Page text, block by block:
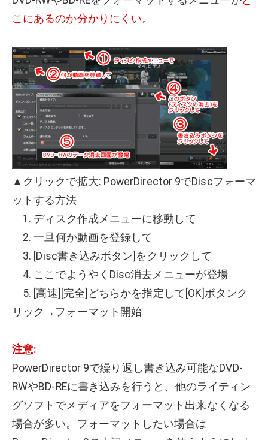
こにあるのか分かりにくい。
▲クリックで拡大: PowerDirector 9でDiscフォーマ
ットする方法
1. ディスク作成メニューに移動して
2. 一旦何か動画を登録して
3. [Disc書き込みボタン]をクリックして
4. ここでようやくDisc消去メニューが登場
5. [高速][完全]どちらかを指定して[OK]ボタンク
リック→フォーマット開始
注意:
PowerDirector 9で繰り返し書き込み可能なDVD-
RWやBD-REに書き込みを行うと、他のライティン
グソフトでメディアをフォーマット出来なくなる
場合が多い。フォーマットしたい場合は